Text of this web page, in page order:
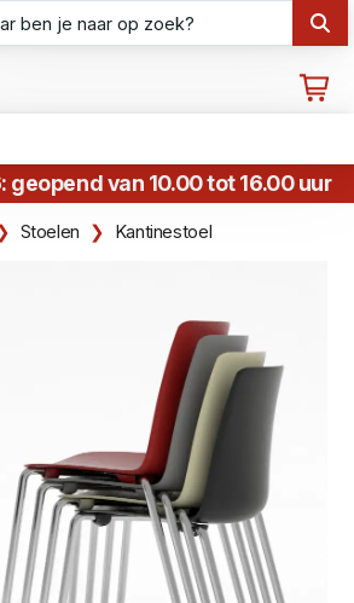
geopend van 10.00 tot 16.00 uur
Stoelen Kantinestoel